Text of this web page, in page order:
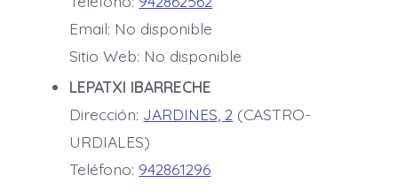
Email: No disponible
Sitio Web: No disponible
LEPATXI IBARRECHE
Dirección:JARDINES, 2 (CASTRO-
URDIALES)
Teléfono: 942861296